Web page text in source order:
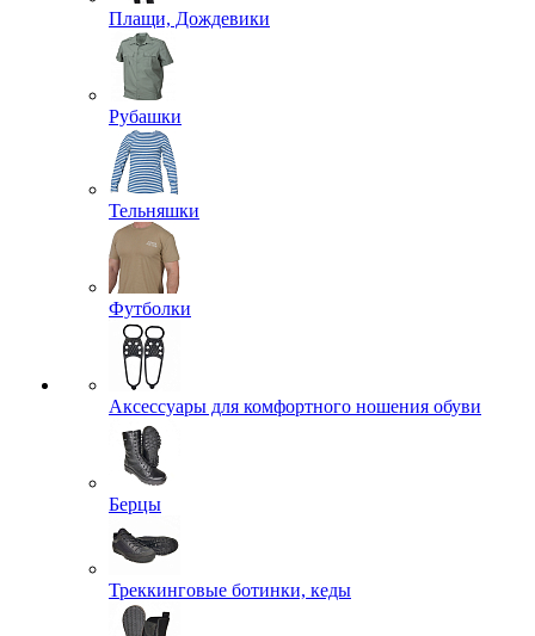
Плащи, Дождевики
Рубашки
Тельняшки
Футболки
Аксессуары для комфортного ношения обуви
Берцы
Треккинговые ботинки, кеды